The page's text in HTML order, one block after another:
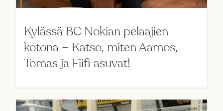
Kylässä BC Nokian pelaajien
kotona – Katso, miten Aamos,
Tomas ja Fiifi asuvat!